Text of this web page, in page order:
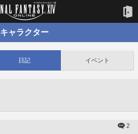
キャラクター
日記 イベント
2